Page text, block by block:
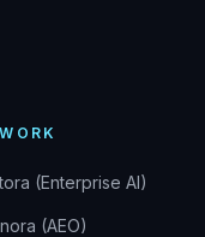
(Enterprise AI)
(AEO)